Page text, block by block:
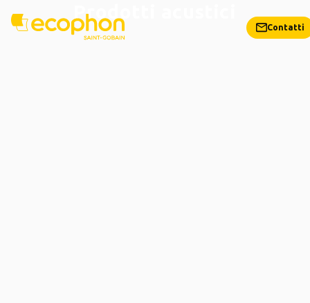
Contatti
Prodotti acustici